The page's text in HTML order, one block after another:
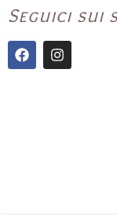
Seguici sui